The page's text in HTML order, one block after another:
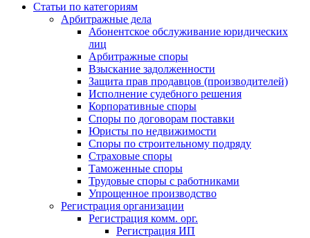
Статьи по категориям
Арбитражные дела
Абонентское обслуживание юридических
лиц
Арбитражные споры
Взыскание задолженности
Защита прав продавцов (производителей)
Исполнение судебного решения
Корпоративные споры
Споры по договорам поставки
Юристы по недвижимости
Споры по строительному подряду
Страховые споры
Таможенные споры
Трудовые споры с работниками
Упрощенное производство
Регистрация организации
Регистрация комм. орг.
Регистрация ИП